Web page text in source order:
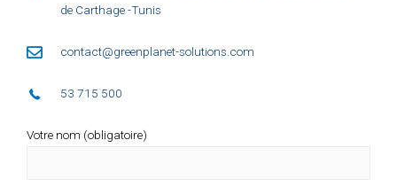
de Carthage -Tunis
contact@greenplanet-solutions.com
53 715 500
Votre nom (obligatoire)